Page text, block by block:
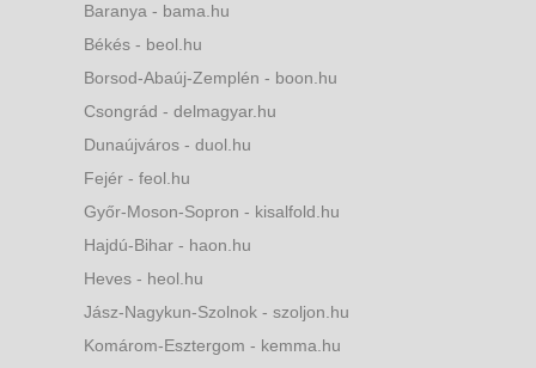
Baranya - bama.hu
Békés - beol.hu
Borsod-Abaúj-Zemplén - boon.hu
Csongrád - delmagyar.hu
Dunaújváros - duol.hu
Fejér - feol.hu
Győr-Moson-Sopron - kisalfold.hu
Hajdú-Bihar - haon.hu
Heves - heol.hu
Jász-Nagykun-Szolnok - szoljon.hu
Komárom-Esztergom - kemma.hu